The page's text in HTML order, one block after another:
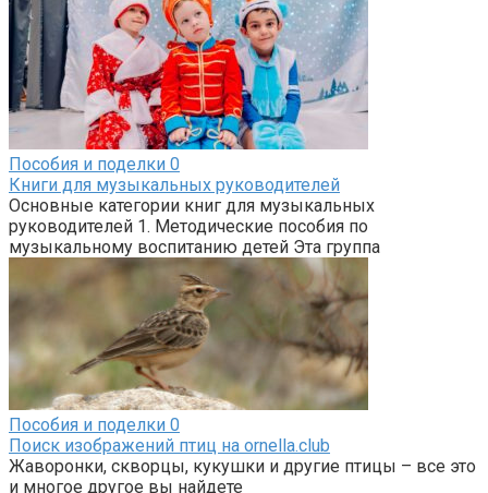
Пособия и поделки 0
Книги для музыкальных руководителей
Основные категории книг для музыкальных
руководителей 1. Методические пособия по
музыкальному воспитанию детей Эта группа
Пособия и поделки 0
Поиск изображений птиц на ornella.club
Жаворонки, скворцы, кукушки и другие птицы – все это
и многое другое вы найдете